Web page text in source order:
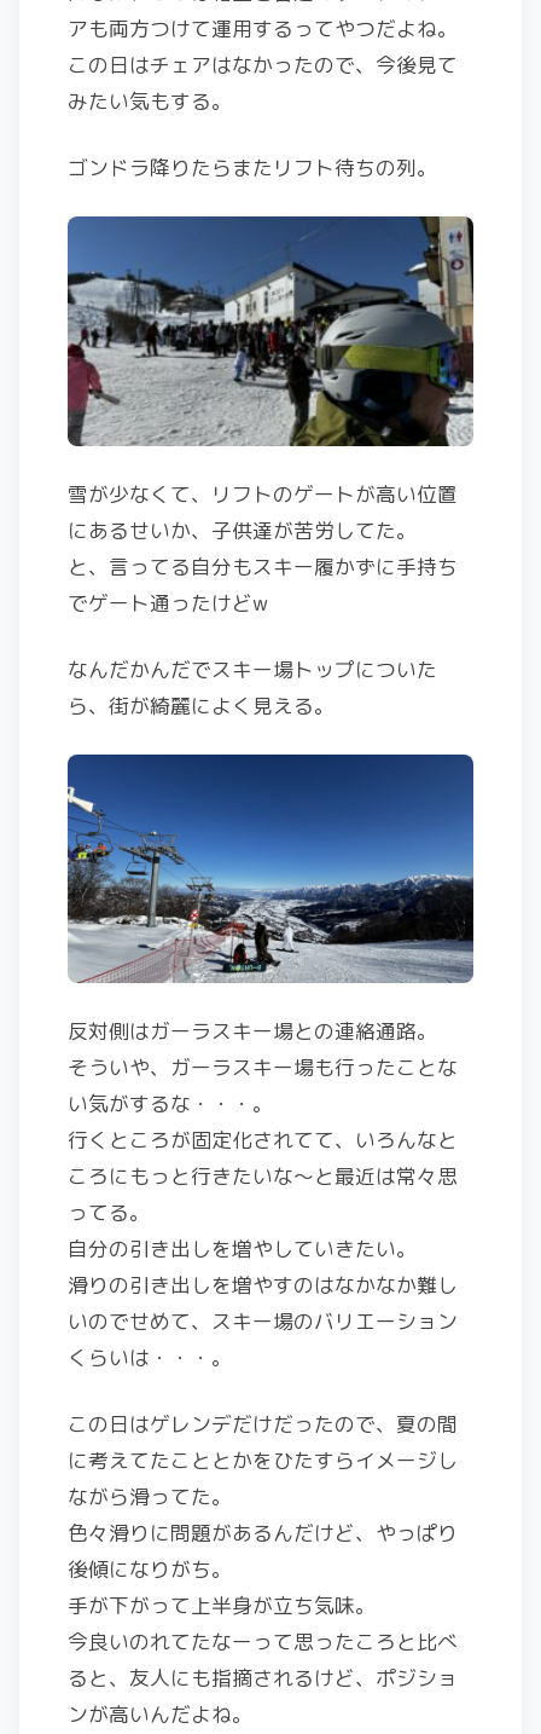
アも両方つけて運用するってやつだよね。
この日はチェアはなかったので、今後見て
みたい気もする。
ゴンドラ降りたらまたリフト待ちの列。
雪が少なくて、リフトのゲートが高い位置
にあるせいか、子供達が苦労してた。
と、言ってる自分もスキー履かずに手持ち
でゲート通ったけどw
なんだかんだでスキー場トップについた
ら、街が綺麗によく見える。
反対側はガーラスキー場との連絡通路。
そういや、ガーラスキー場も行ったことな
い気がするな・・・。
行くところが固定化されてて、いろんなと
ころにもっと行きたいな〜と最近は常々思
ってる。
自分の引き出しを増やしていきたい。
滑りの引き出しを増やすのはなかなか難し
いのでせめて、スキー場のバリエーション
くらいは・・・。
この日はゲレンデだけだったので、夏の間
に考えてたこととかをひたすらイメージし
ながら滑ってた。
色々滑りに問題があるんだけど、やっぱり
後傾になりがち。
手が下がって上半身が立ち気味。
今良いのれてたなーって思ったころと比べ
ると、友人にも指摘されるけど、ポジショ
ンが高いんだよね。